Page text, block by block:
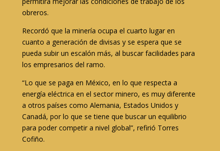
obreros.
Recordó que la minería ocupa el cuarto lugar en
cuanto a generación de divisas y se espera que se
pueda subir un escalón más, al buscar facilidades para
los empresarios del ramo.
“Lo que se paga en México, en lo que respecta a
energía eléctrica en el sector minero, es muy diferente
a otros países como Alemania, Estados Unidos y
Canadá, por lo que se tiene que buscar un equilibrio
para poder competir a nivel global”, refirió Torres
Cofiño.